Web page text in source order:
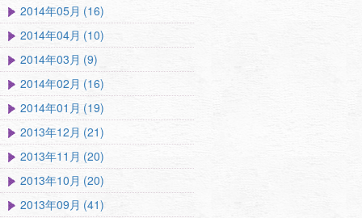
2014年05月 (16)
2014年04月 (10)
2014年03月 (9)
2014年02月 (16)
2014年01月 (19)
2013年12月 (21)
2013年11月 (20)
2013年10月 (20)
2013年09月 (41)